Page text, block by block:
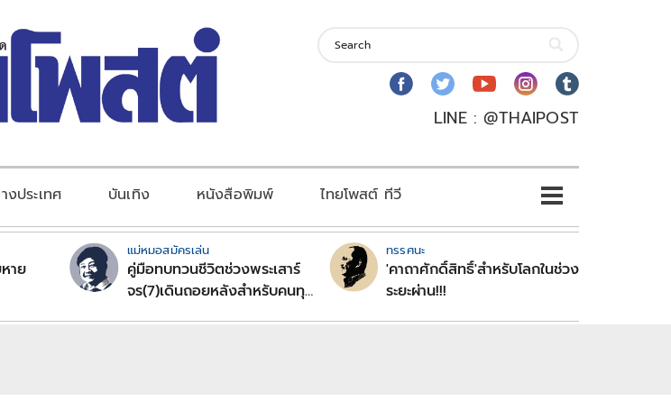
LINE : @THAIPOST
งประเทศ บันเทิง หนังสือพิมพ์ ไทยโพสต์ ทีวี
หาย
แม่หมอสมัครเล่น
คู่มือทบทวนชีวิตช่วงพระเสาร์
จร(7)เดินถอยหลังสำหรับคนทุก
ทรรศนะ
'คาถาศักดิ์สิทธิ์'สำหรับโลกในช่วง
ระยะผ่าน!!!